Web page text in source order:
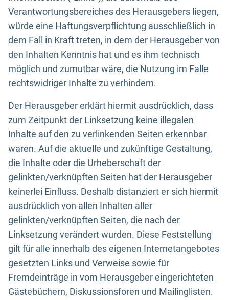
Verantwortungsbereiches des Herausgebers liegen,
würde eine Haftungsverpflichtung ausschließlich in
dem Fall in Kraft treten, in dem der Herausgeber von
den Inhalten Kenntnis hat und es ihm technisch
möglich und zumutbar wäre, die Nutzung im Falle
rechtswidriger Inhalte zu verhindern.
Der Herausgeber erklärt hiermit ausdrücklich, dass
zum Zeitpunkt der Linksetzung keine illegalen
Inhalte auf den zu verlinkenden Seiten erkennbar
waren. Auf die aktuelle und zukünftige Gestaltung,
die Inhalte oder die Urheberschaft der
gelinkten/verknüpften Seiten hat der Herausgeber
keinerlei Einfluss. Deshalb distanziert er sich hiermit
ausdrücklich von allen Inhalten aller
gelinkten/verknüpften Seiten, die nach der
Linksetzung verändert wurden. Diese Feststellung
gilt für alle innerhalb des eigenen Internetangebotes
gesetzten Links und Verweise sowie für
Fremdeinträge in vom Herausgeber eingerichteten
Gästebüchern, Diskussionsforen und Mailinglisten.